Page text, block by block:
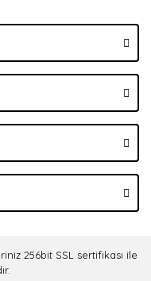
256bit SSL sertifikası ile